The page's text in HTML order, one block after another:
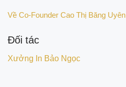
Về Co-Founder Cao Thị Băng Uyên
Đối tác
Xưởng In Bảo Ngọc